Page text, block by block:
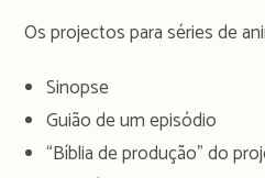
Os projectos para séries de
Sinopse
Guião de um episódio
“Bíblia de produção” do